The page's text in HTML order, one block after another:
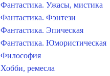
Фантастика. Ужасы, мистика
Фантастика. Фэнтези
Фантастика. Эпическая
Фантастика. Юмористическая
Философия
Хобби, ремесла